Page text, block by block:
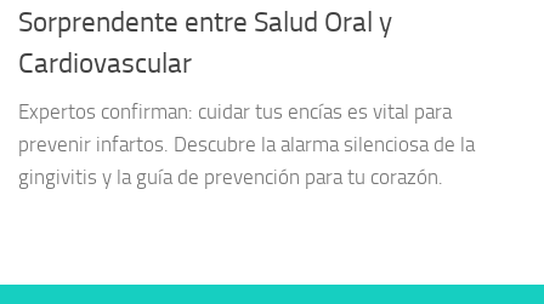
Sorprendente entre Salud Oral y
Cardiovascular
Expertos confirman: cuidar tus encías es vital para
prevenir infartos. Descubre la alarma silenciosa de la
gingivitis y la guía de prevención para tu corazón.